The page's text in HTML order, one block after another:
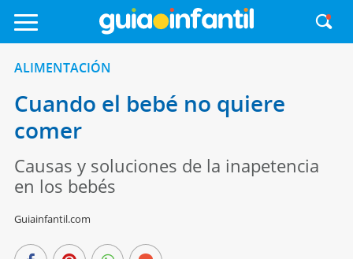
ALIMENTACIÓN
Cuando el bebé no quiere
comer
Causas y soluciones de la inapetencia
en los bebés
Guiainfantil.com